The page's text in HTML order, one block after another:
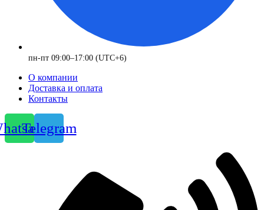
пн-пт 09:00–17:00 (UTC+6)
О компании
Доставка и оплата
Контакты
Telegram